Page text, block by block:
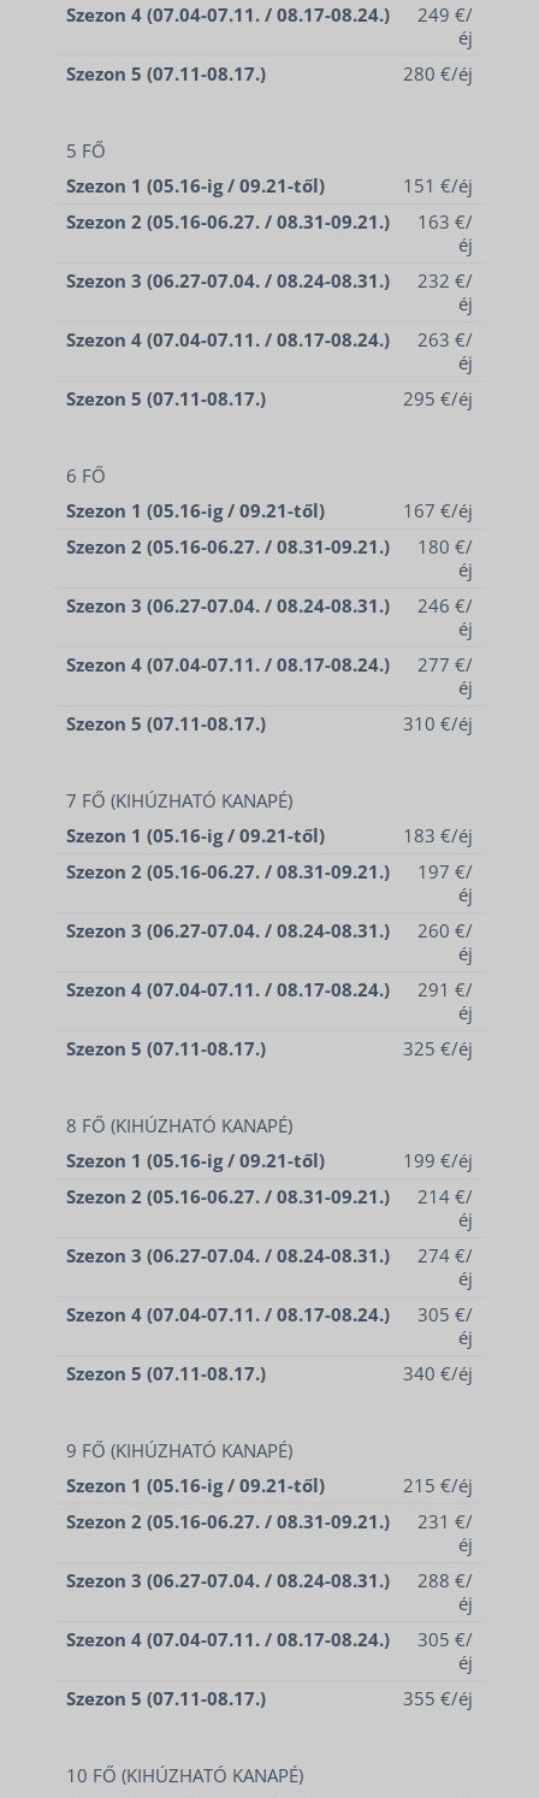
Szezon 4 (07.04-07.11. / 08.17-08.24.)
249 €/
éj
Szezon 5 (07.11-08.17.)
280 €/éj
5 FŐ
Szezon 1 (05.16-ig / 09.21-től)
151 €/éj
Szezon 2 (05.16-06.27. / 08.31-09.21.)
163 €/
éj
Szezon 3 (06.27-07.04. / 08.24-08.31.)
232 €/
éj
Szezon 4 (07.04-07.11. / 08.17-08.24.)
263 €/
éj
Szezon 5 (07.11-08.17.)
295 €/éj
6 FŐ
Szezon 1 (05.16-ig / 09.21-től)
167 €/éj
Szezon 2 (05.16-06.27. / 08.31-09.21.)
180 €/
éj
Szezon 3 (06.27-07.04. / 08.24-08.31.)
246 €/
éj
Szezon 4 (07.04-07.11. / 08.17-08.24.)
277 €/
éj
Szezon 5 (07.11-08.17.)
310 €/éj
7 FŐ (KIHÚZHATÓ KANAPÉ)
Szezon 1 (05.16-ig / 09.21-től)
183 €/éj
Szezon 2 (05.16-06.27. / 08.31-09.21.)
197 €/
éj
Szezon 3 (06.27-07.04. / 08.24-08.31.)
260 €/
éj
Szezon 4 (07.04-07.11. / 08.17-08.24.)
291 €/
éj
Szezon 5 (07.11-08.17.)
325 €/éj
8 FŐ (KIHÚZHATÓ KANAPÉ)
Szezon 1 (05.16-ig / 09.21-től)
199 €/éj
Szezon 2 (05.16-06.27. / 08.31-09.21.)
214 €/
éj
Szezon 3 (06.27-07.04. / 08.24-08.31.)
274 €/
éj
Szezon 4 (07.04-07.11. / 08.17-08.24.)
305 €/
éj
Szezon 5 (07.11-08.17.)
340 €/éj
9 FŐ (KIHÚZHATÓ KANAPÉ)
Szezon 1 (05.16-ig / 09.21-től)
215 €/éj
Szezon 2 (05.16-06.27. / 08.31-09.21.)
231 €/
éj
Szezon 3 (06.27-07.04. / 08.24-08.31.)
288 €/
éj
Szezon 4 (07.04-07.11. / 08.17-08.24.)
305 €/
éj
Szezon 5 (07.11-08.17.)
355 €/éj
10 FŐ (KIHÚZHATÓ KANAPÉ)